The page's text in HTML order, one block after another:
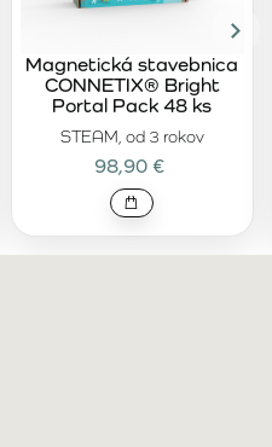
STEAM, od 3 rokov
Magnetická stavebnica
CONNETIX® Bright
Portal Pack 48 ks
98,90 €